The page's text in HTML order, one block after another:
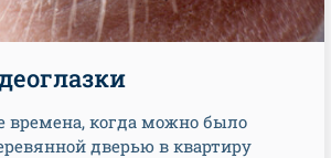
времена, когда можно было
дверью в квартиру